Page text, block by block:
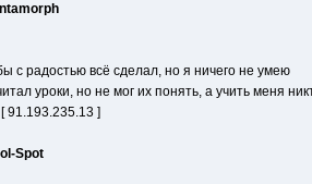
с радостью всё сделал, но я ничего не умею
уроки, но не мог их понять, а учить меня
[ 91.193.235.13 ]
Spot